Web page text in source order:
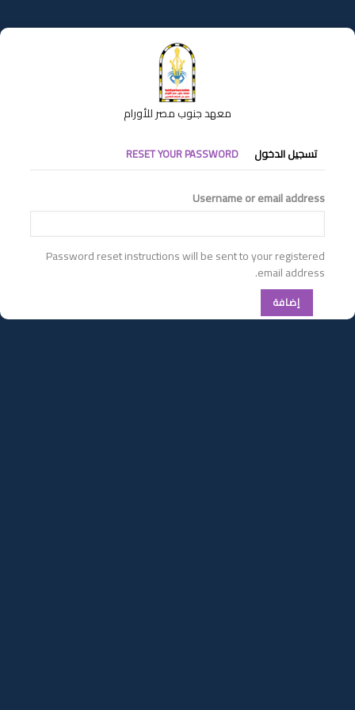
إلى
المحتوى
معهد جنوب مصر للأورام
التبويبات
الأساسية
تسجيل الدخول RESET YOUR PASSWORD
Username or email address
Password reset instructions will be sent to your registered
email address.